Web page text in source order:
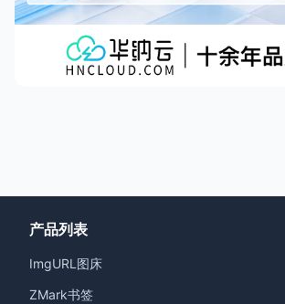
产品列表
ImgURL图床
ZMark书签